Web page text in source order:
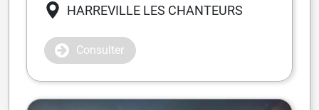
HARREVILLE LES CHANTEURS
Consulter